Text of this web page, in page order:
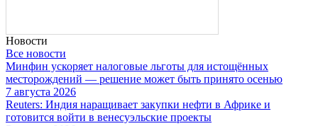
Новости
Все новости
Минфин ускоряет налоговые льготы для истощённых
месторождений — решение может быть принято осенью
7 августа 2026
Reuters: Индия наращивает закупки нефти в Африке и
готовится войти в венесуэльские проекты